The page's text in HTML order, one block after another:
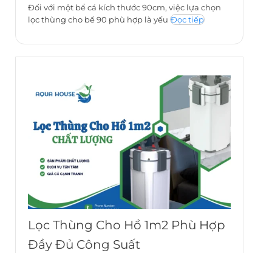
Đối với một bể cá kích thước 90cm, việc lựa chọn
lọc thùng cho bể 90 phù hợp là yếu Đọc tiếp
Lọc Thùng Cho Hồ 1m2 Phù Hợp
Đầy Đủ Công Suất